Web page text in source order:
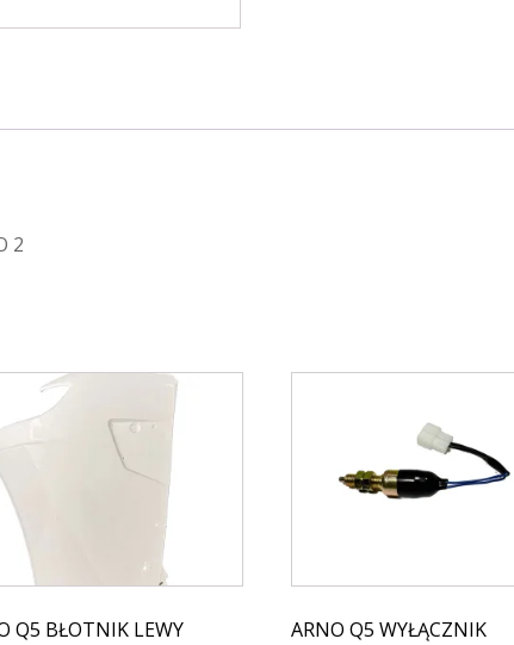
2
Q5 BŁOTNIK LEWY
ARNO Q5 WYŁĄCZNIK